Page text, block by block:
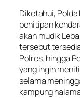
Diketahui,
penitipan
akan mudik
tersebut
Polres, hingga
yang ingin
selama
kampung